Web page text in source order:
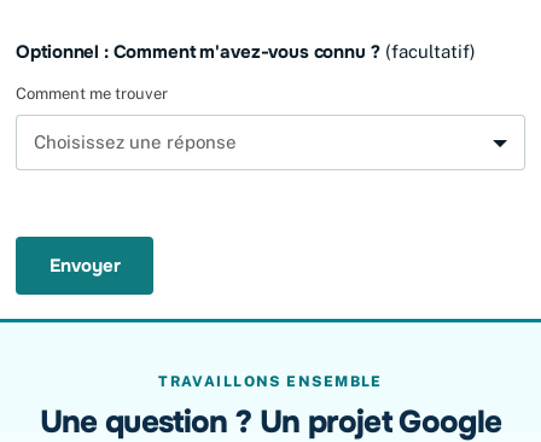
Optionnel : Comment m'avez-vous connu ? (facultatif)
Comment me trouver
Envoyer
TRAVAILLONS ENSEMBLE
Une question ? Un projet Google